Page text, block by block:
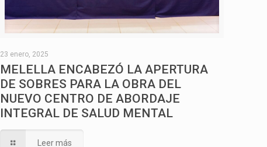
23 enero, 2025
MELELLA ENCABEZÓ LA APERTURA
DE SOBRES PARA LA OBRA DEL
NUEVO CENTRO DE ABORDAJE
INTEGRAL DE SALUD MENTAL
Leer más